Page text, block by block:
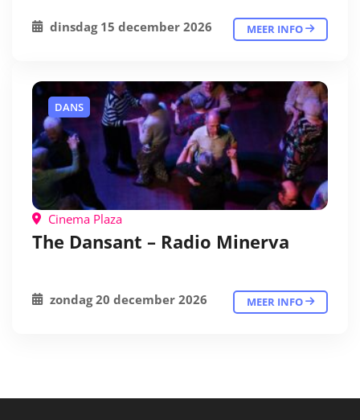
dinsdag 15 december 2026 MEER INFO
DANS
Cinema Plaza
The Dansant – Radio Minerva
zondag 20 december 2026 MEER INFO